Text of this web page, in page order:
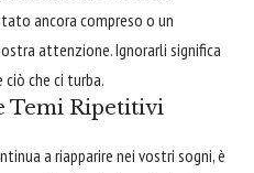
ancora compreso o un
attenzione. Ignorarli significa
che ci turba.
Temi Ripetitivi
a riapparire nei vostri sogni, è